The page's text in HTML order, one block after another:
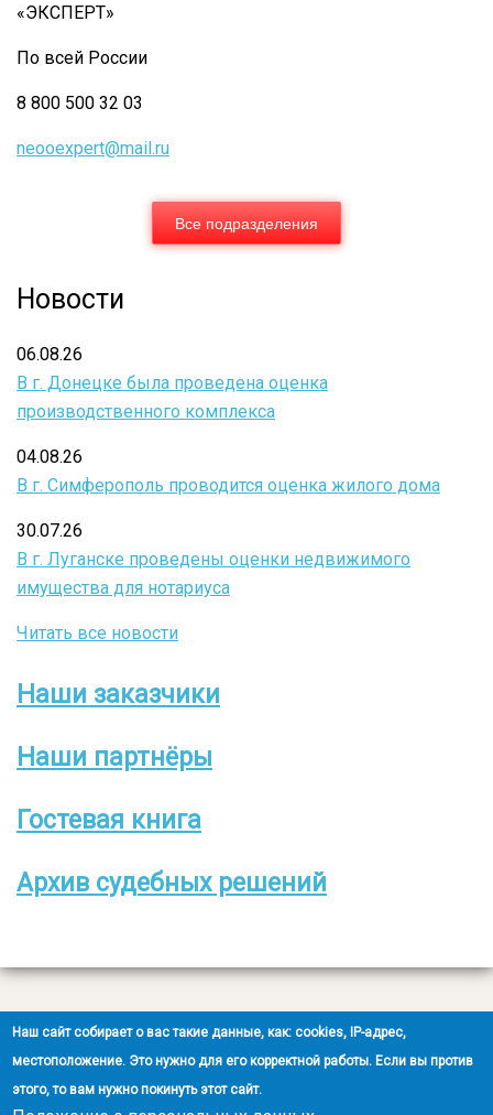
«ЭКСПЕРТ»
По всей России
8 800 500 32 03
neooexpert@mail.ru
Все подразделения
Новости
06.08.26
В г. Донецке была проведена оценка
производственного комплекса
04.08.26
В г. Симферополь проводится оценка жилого дома
30.07.26
В г. Луганске проведены оценки недвижимого
имущества для нотариуса
Читать все новости
Боковое
меню
Наши заказчики
Наши партнёры
Гостевая книга
Архив судебных решений
Все права защищены
2008-2026 © ООО НЭОО «ЭКСПЕРТ»
Наш сайт собирает о вас такие данные, как: cookies, IP-адрес,
местоположение. Это нужно для его корректной работы. Если вы против
этого, то вам нужно покинуть этот сайт.